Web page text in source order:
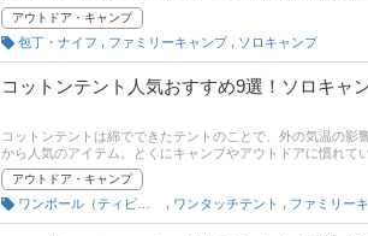
ものが人気で種類も豊富です。そこで本記事では、アーミ
のいい商品や高級モデルをピックアップ。後半には、比較
や口コミとあわせてチェックしてみてください。
アウトドア・キャンプ
包丁・ナイフ
ファミリーキャンプ ソロキャンプ
コットンテント人気おすすめ9選！ソロキャ
コットンテントは綿でできたテントのことで、外の気温の
から人気のアイテム。とくにキャンプやアウトドアに慣れて
ットンテントの選び方のポイントやおすすめの商品を紹介
アウトドアをより快適に楽しみましょう。
アウトドア・キャンプ
ワンタッチテント ファミリー